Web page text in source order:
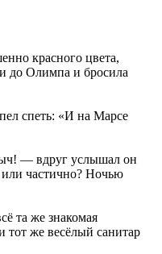
красного цвета,
до Олимпа и бросила
спеть: «И на Марсе
— вдруг услышал он
частично? Ночью
та же знакомая
тот же весёлый санитар